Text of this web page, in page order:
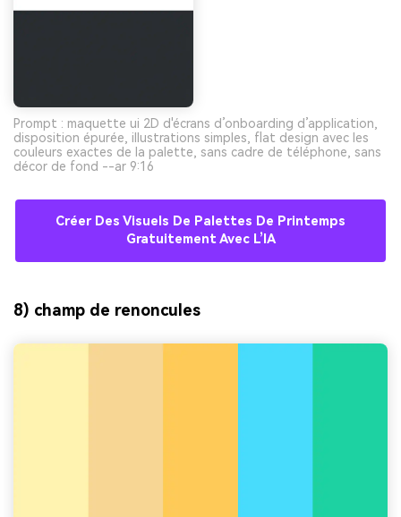
Prompt : maquette ui 2D d'écrans d’onboarding d’application,
disposition épurée, illustrations simples, flat design avec les
couleurs exactes de la palette, sans cadre de téléphone, sans
décor de fond --ar 9:16
Créer Des Visuels De Palettes De Printemps
Gratuitement Avec L’IA
8) champ de renoncules